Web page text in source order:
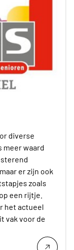
diverse
meer waard
er zijn ook
zoals
een rijtje.
het actueel
vak voor de